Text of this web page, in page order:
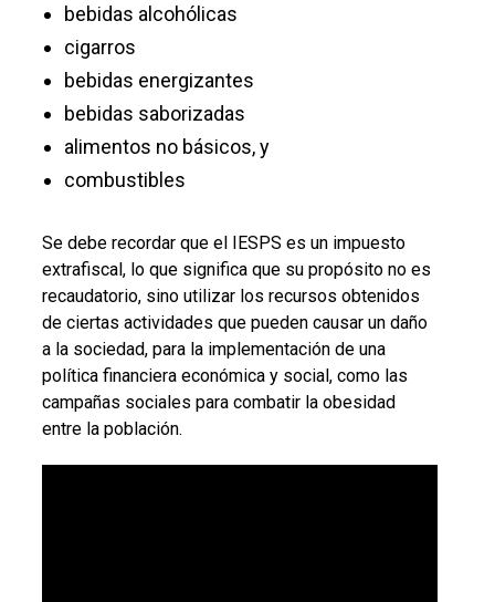
bebidas alcohólicas
cigarros
bebidas energizantes
bebidas saborizadas
alimentos no básicos, y
combustibles
Se debe recordar que el IESPS es un impuesto
extrafiscal, lo que significa que su propósito no es
recaudatorio, sino utilizar los recursos obtenidos
de ciertas actividades que pueden causar un daño
a la sociedad, para la implementación de una
política financiera económica y social, como las
campañas sociales para combatir la obesidad
entre la población.